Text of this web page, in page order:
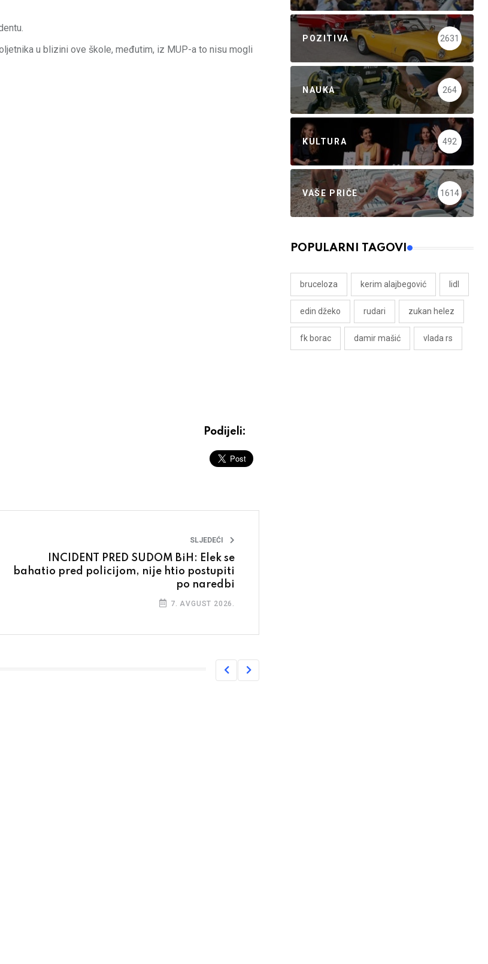
u blizini ove škole, međutim, iz MUP-a to nisu mogli
Podijeli:
SLJEDEĆI
INCIDENT PRED SUDOM BiH: Elek se
bahatio pred policijom, nije htio postupiti
po naredbi
7. AVGUST 2026.
POZITIVA 2631
NAUKA 264
KULTURA 492
VAŠE PRIČE 1614
POPULARNI TAGOVI
bruceloza kerim alajbegović lidl
edin džeko rudari zukan helez
fk borac damir mašić vlada rs